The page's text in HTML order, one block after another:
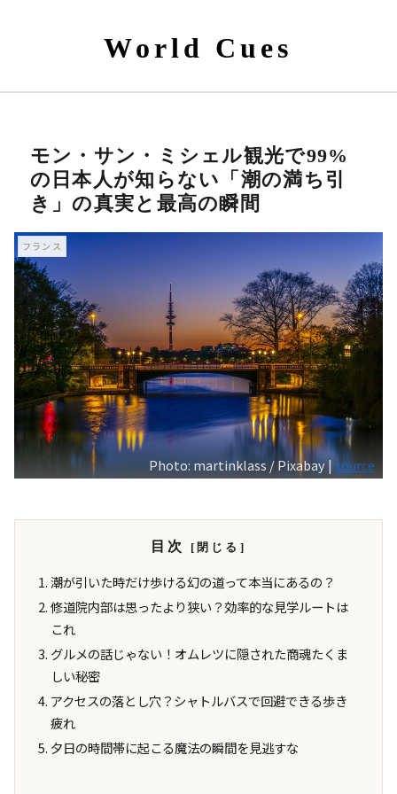
World Cues
モン・サン・ミシェル観光で99%
の日本人が知らない「潮の満ち引
き」の真実と最高の瞬間
フランス
Photo: martinklass / Pixabay |source
目次
潮が引いた時だけ歩ける幻の道って本当にあるの？
修道院内部は思ったより狭い？効率的な見学ルートは
これ
グルメの話じゃない！オムレツに隠された商魂たくま
しい秘密
アクセスの落とし穴？シャトルバスで回避できる歩き
疲れ
夕日の時間帯に起こる魔法の瞬間を見逃すな